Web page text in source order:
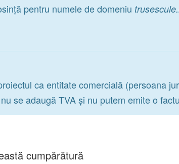
pentru numele de domeniu
ca entitate comercială (persoana
se adaugă TVA și nu putem emite o
cumpărătură